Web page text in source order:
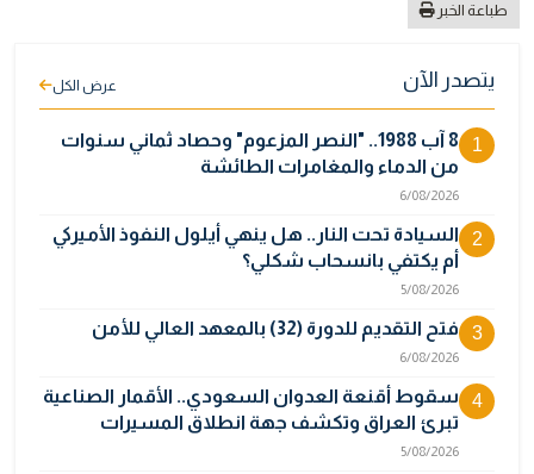
طباعة الخبر
يتصدر الآن عرض الكل
1
8 آب 1988.. "النصر المزعوم" وحصاد ثماني سنوات
من الدماء والمغامرات الطائشة
6/08/2026
2
السيادة تحت النار.. هل ينهي أيلول النفوذ الأميركي
أم يكتفي بانسحاب شكلي؟
5/08/2026
3 فتح التقديم للدورة (32) بالمعهد العالي للأمن
6/08/2026
4
سقوط أقنعة العدوان السعودي.. الأقمار الصناعية
تبرئ العراق وتكشف جهة انطلاق المسيرات
5/08/2026